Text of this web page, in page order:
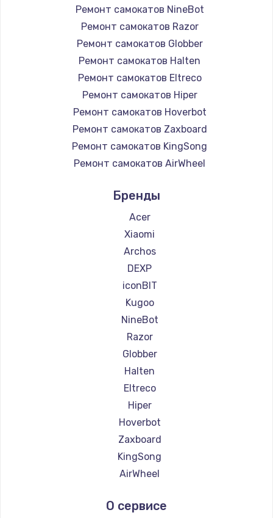
Ремонт самокатов NineBot
Ремонт самокатов Razor
Ремонт самокатов Globber
Ремонт самокатов Halten
Ремонт самокатов Eltreco
Ремонт самокатов Hiper
Ремонт самокатов Hoverbot
Ремонт самокатов Zaxboard
Ремонт самокатов KingSong
Ремонт самокатов AirWheel
Ремонт самокатов Hunter
Ремонт самокатов Shorner
Ремонт самокатов Joyor
Ремонт самокатов Minimotors
Ремонт самокатов Bork
Ремонт самокатов Segway
Ремонт самокатов KIRIN
Бренды
Acer
Xiaomi
Archos
DEXP
iconBIT
Kugoo
NineBot
Razor
Globber
Halten
Eltreco
Hiper
Hoverbot
Zaxboard
KingSong
AirWheel
Hunter
О сервисе